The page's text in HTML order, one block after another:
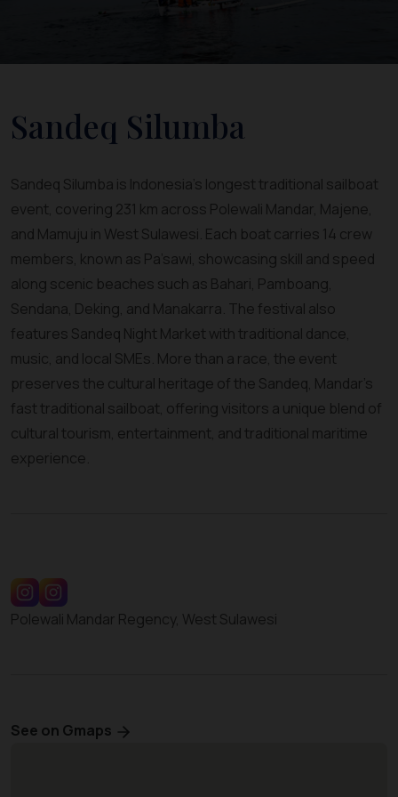
Sandeq Silumba
Sandeq Silumba is Indonesia’s longest traditional sailboat
event, covering 231 km across Polewali Mandar, Majene,
and Mamuju in West Sulawesi. Each boat carries 14 crew
members, known as Pa’sawi, showcasing skill and speed
along scenic beaches such as Bahari, Pamboang,
Sendana, Deking, and Manakarra. The festival also
features Sandeq Night Market with traditional dance,
music, and local SMEs. More than a race, the event
preserves the cultural heritage of the Sandeq, Mandar’s
fast traditional sailboat, offering visitors a unique blend of
cultural tourism, entertainment, and traditional maritime
experience.
Polewali Mandar Regency, West Sulawesi
See on Gmaps